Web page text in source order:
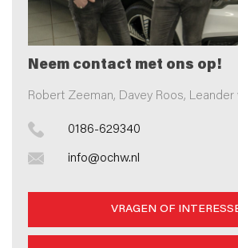
Neem contact met ons op!
Robert Zeeman, Davey Roos, Leander
0186-629340
info@ochw.nl
VRAGEN OF